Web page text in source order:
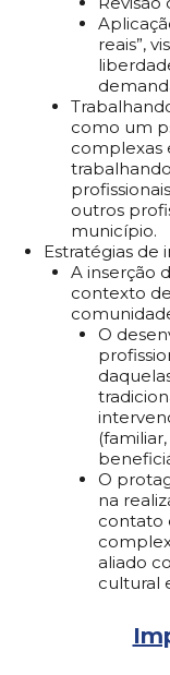
reais”,
como um
complexas
outros
município.
Estratégias de
A inserção
contexto
O
O
na
contato
aliado
cultural